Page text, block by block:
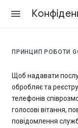
ПРИНЦИП РОБОТИ
Щоб надавати
обробляє та
телефонів
голосові вітання,
повідомлення